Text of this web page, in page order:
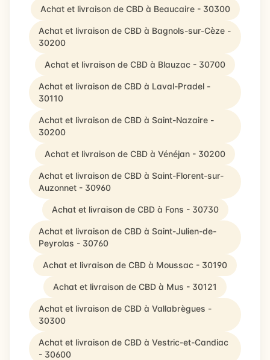
Achat et livraison de CBD à Beaucaire - 30300
Achat et livraison de CBD à Bagnols-sur-Cèze -
30200
Achat et livraison de CBD à Blauzac - 30700
Achat et livraison de CBD à Laval-Pradel -
30110
Achat et livraison de CBD à Saint-Nazaire -
30200
Achat et livraison de CBD à Vénéjan - 30200
Achat et livraison de CBD à Saint-Florent-sur-
Auzonnet - 30960
Achat et livraison de CBD à Fons - 30730
Achat et livraison de CBD à Saint-Julien-de-
Peyrolas - 30760
Achat et livraison de CBD à Moussac - 30190
Achat et livraison de CBD à Mus - 30121
Achat et livraison de CBD à Vallabrègues -
30300
Achat et livraison de CBD à Vestric-et-Candiac
- 30600